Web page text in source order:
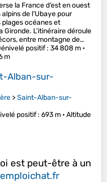
la France d’est en ouest
de l’Ubaye pour
plages océanes et
Gironde. L’itinéraire déroule
entre montagne de…
positif: 34 808 m •
m
Alban-sur-
>Saint-Alban-sur-
positif: 693 m •Altitude
est peut-être à un
emploichat.fr